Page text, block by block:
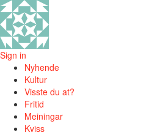
Sign in
Nyhende
Kultur
Visste du at?
Fritid
Meiningar
Kviss